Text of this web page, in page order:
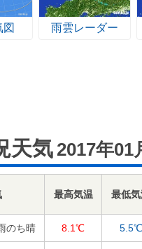
雨雲レーダー
天気 2017年01
最高気温 最低
のち晴 8.1℃ 5.5℃